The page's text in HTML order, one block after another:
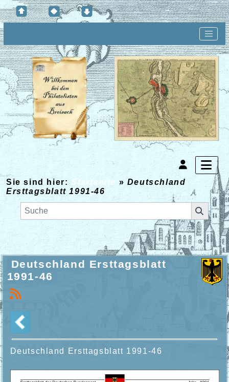
Sie sind hier: Startseite » Deutschland
Ersttagsblatt 1991-46
Deutschland Ersttagsblatt
1991-46
Deutschland Ersttagsblatt 1991-46